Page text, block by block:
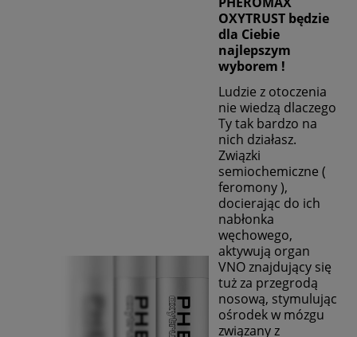
OXYTRUST będzie
dla Ciebie
najlepszym
wyborem !
Ludzie z otoczenia
nie wiedzą dlaczego
Ty tak bardzo na
nich działasz.
Związki
semiochemiczne (
feromony ),
docierając do ich
nabłonka
węchowego,
aktywują organ
VNO znajdujący się
tuż za przegrodą
nosową, stymulując
ośrodek w mózgu
związany z